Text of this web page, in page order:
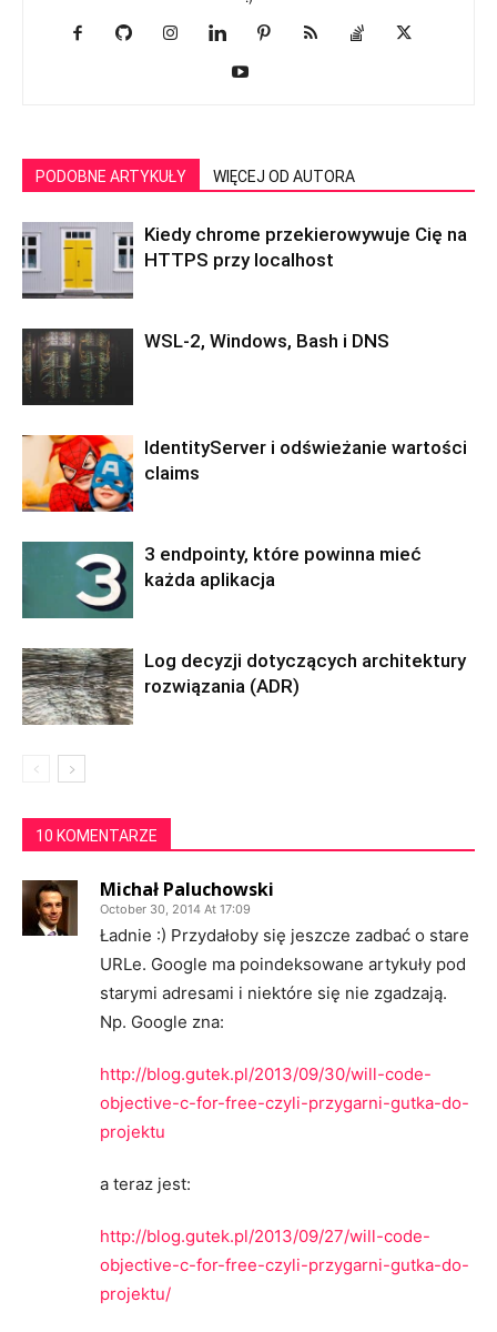
PODOBNE ARTYKUŁY WIĘCEJ OD AUTORA
Kiedy chrome przekierowywuje Cię na
HTTPS przy localhost
WSL-2, Windows, Bash i DNS
IdentityServer i odświeżanie wartości
claims
3 endpointy, które powinna mieć
każda aplikacja
Log decyzji dotyczących architektury
rozwiązania (ADR)
10 KOMENTARZE
Michał Paluchowski
October 30, 2014 At 17:09
Ładnie :) Przydałoby się jeszcze zadbać o stare
URLe. Google ma poindeksowane artykuły pod
starymi adresami i niektóre się nie zgadzają.
Np. Google zna:
http://blog.gutek.pl/2013/09/30/will-code-
objective-c-for-free-czyli-przygarni-gutka-do-
projektu
a teraz jest:
http://blog.gutek.pl/2013/09/27/will-code-
objective-c-for-free-czyli-przygarni-gutka-do-
projektu/